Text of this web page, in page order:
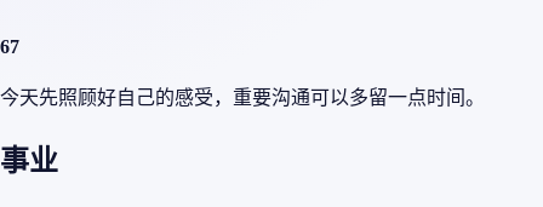
67
今天先照顾好自己的感受，重要沟通可以多留一点时间。
事业